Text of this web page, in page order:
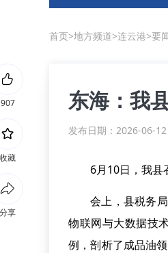
首页>地方频道>连云港>要
东海：我
发布日期：2026-06-
6月10日，我县
会上，县税务
物联网与大数据技
例，剖析了成品油
907
收藏
分享